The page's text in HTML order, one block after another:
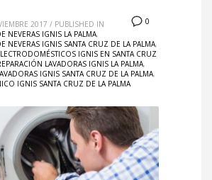
0
2017 / PUBLISHED IN
NEVERAS IGNIS LA PALMA,
NEVERAS IGNIS SANTA CRUZ DE LA PALMA,
IGNIS EN SANTA CRUZ
LAVADORAS IGNIS LA PALMA,
IGNIS SANTA CRUZ DE LA PALMA,
IGNIS SANTA CRUZ DE LA PALMA